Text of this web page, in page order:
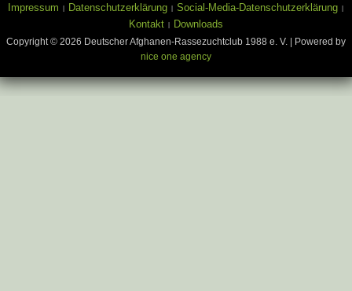
Impressum Datenschutzerklärung
Social-Media-Datenschutzerklärung
Kontakt
Downloads
Copyright © 2026 Deutscher Afghanen-Rassezuchtclub 1988 e. V. | Powered by
nice one agency